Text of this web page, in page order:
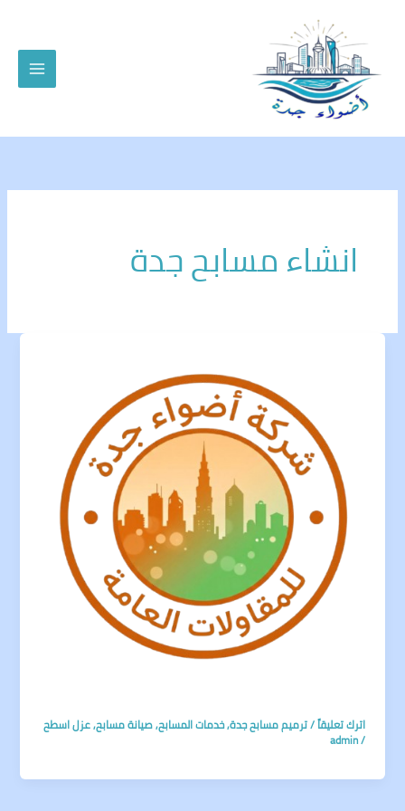
المحتوى
انشاء مسابح جدة
اترك تعليقاً/ترميم مسابح جدة,خدمات المسابح,صيانة مسابح,عزل اسطح
/
admin